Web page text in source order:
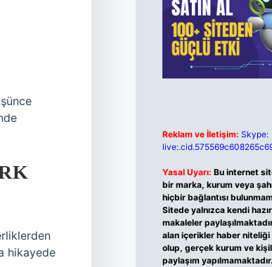
hikayede
Reklam ve İletişim: Skype:
Yasal Uyarı: Bu internet
bir marka, kurum veya
hiçbir bağlantısı
Sitede yalnızca kendi
makaleler
alan içerikler haber niteliği
olup, gerçek kurum ve
paylaşım